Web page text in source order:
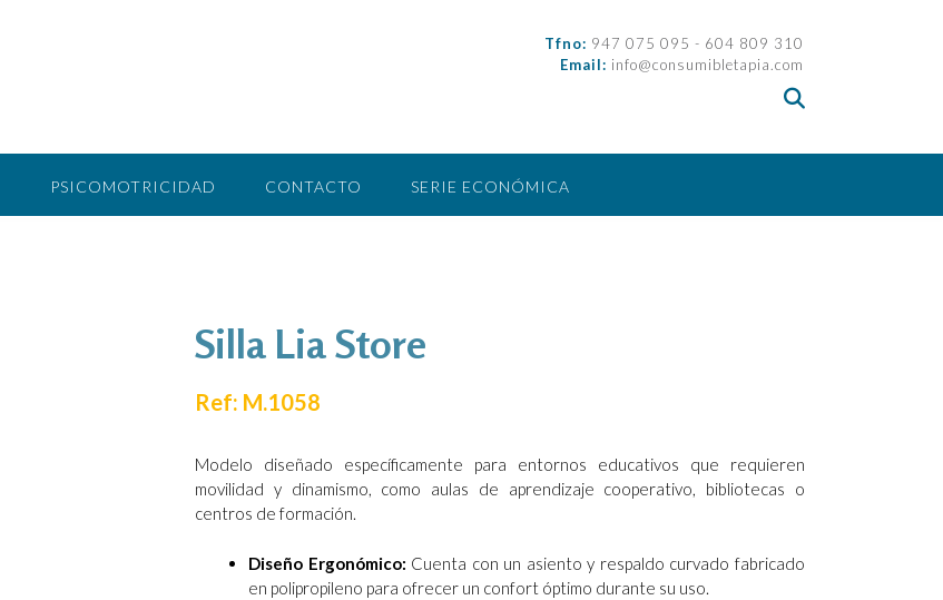
Tfno: 947 075 095 - 604 809 310
Email: info@consumibletapia.com
PSICOMOTRICIDAD CONTACTO SERIE ECONÓMICA
Silla Lia Store
Ref: M.1058
Modelo diseñado específicamente para entornos educativos que requieren
movilidad y dinamismo, como aulas de aprendizaje cooperativo, bibliotecas o
centros de formación.
Diseño Ergonómico: Cuenta con un asiento y respaldo curvado fabricado
en polipropileno para ofrecer un confort óptimo durante su uso.